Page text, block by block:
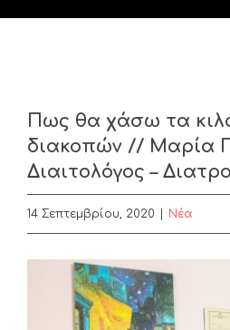
Πως θα χάσω τα
διακοπών // Μαρία
Διαιτολόγος –
14 Σεπτεμβρίου, 2020 Nέα
Larger